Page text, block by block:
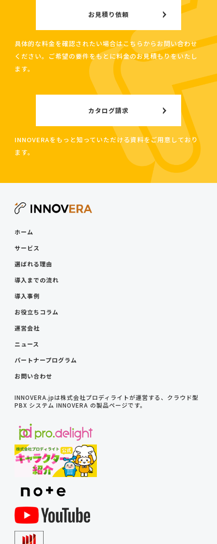
お見積り依頼
具体的な料金を確認されたい場合はこちらからお問い合わせ
ください。ご希望の要件をもとに料金のお見積もりをいたし
ます。
カタログ請求
INNOVERAをもっと知っていただける資料をご用意しており
ます。
ホーム
サービス
選ばれる理由
導入までの流れ
導入事例
お役立ちコラム
運営会社
ニュース
パートナープログラム
お問い合わせ
INNOVERA.jpは株式会社プロディライトが運営する、クラウド型
PBX システム INNOVERA の製品ページです。